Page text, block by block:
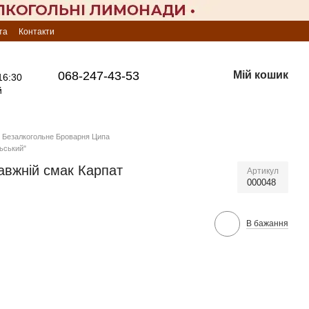
Контакти
068-247-43-53 Мій кошик
Безалкогольне Броварня Ципа
смак Карпат Артикул
000048
В бажання